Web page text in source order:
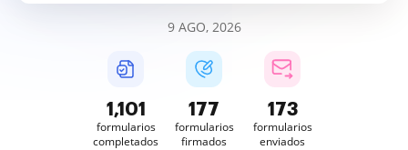
9 AGO, 2026
1,101
formularios
completados
177
formularios
firmados
173
formularios
enviados